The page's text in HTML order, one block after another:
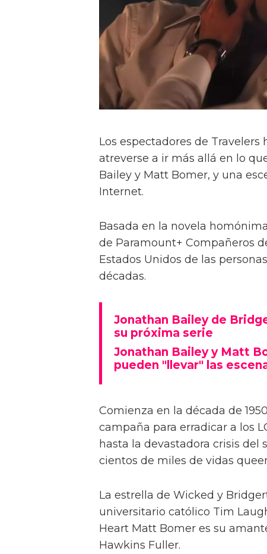
Los espectadores de
atreverse a ir más allá en lo
Bailey y Matt Bomer, y una
Internet.
Basada en la novela
de Paramount+ Compañeros
Estados Unidos de las
décadas.
Jonathan Bailey de
su próxima serie
Jonathan Bailey y Matt
pueden "llevar" las
Comienza en la década de
campaña para erradicar a los
hasta la devastadora crisis del
cientos de miles de vidas
La estrella de Wicked y
universitario católico Tim
Heart Matt Bomer es su
Hawkins Fuller.